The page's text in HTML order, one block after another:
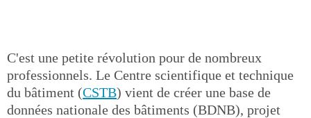
C'est une petite révolution pour de nombreux
professionnels. Le Centre scientifique et technique
du bâtiment (CSTB) vient de créer une base de
données nationale des bâtiments (BDNB), projet